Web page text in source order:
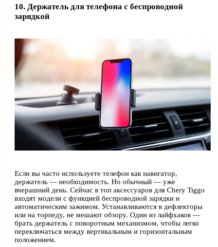
10. Держатель для телефона с беспроводной
зарядкой
Если вы часто используете телефон как навигатор,
держатель — необходимость. Но обычный — уже
вчерашний день. Сейчас в топ аксессуаров для Chery Tiggo
входят модели с функцией беспроводной зарядки и
автоматическим зажимом. Устанавливаются в дефлекторы
или на торпеду, не мешают обзору. Один из лайфхаков —
брать держатель с поворотным механизмом, чтобы легко
переключаться между вертикальным и горизонтальным
положением.